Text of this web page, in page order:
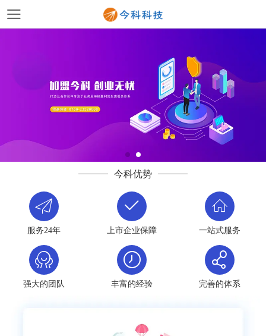
今科优势
服务24年 上市企业保障 一站式服务
强大的团队 丰富的经验 完善的体系